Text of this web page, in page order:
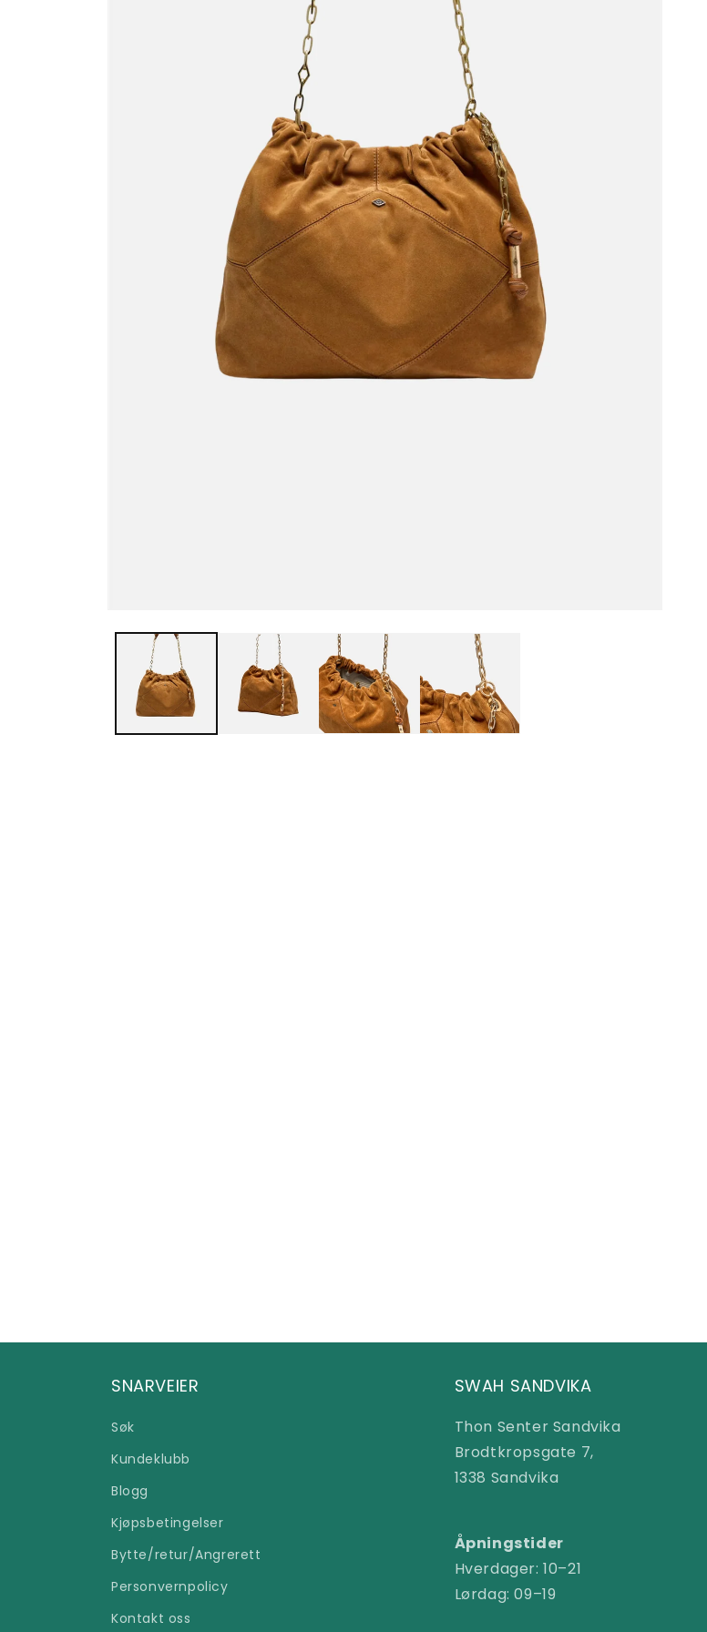
SNARVEIER
Søk
Kundeklubb
Blogg
Kjøpsbetingelser
Bytte/retur/Angrerett
Personvernpolicy
Kontakt oss
SWAH SANDVIKA
Thon Senter Sandvika
Brodtkropsgate 7,
1338 Sandvika
Åpningstider
Hverdager: 10–21
Lørdag: 09–19